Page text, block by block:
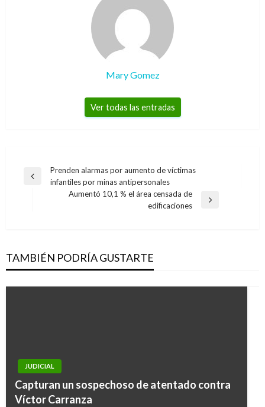
Mary Gomez
Ver todas las entradas
Navegación
Entrada
Prenden alarmas por aumento de víctimas
infantiles por minas antipersonales
Aumentó 10,1 % el área censada de
edificaciones
TAMBIÉN PODRÍA GUSTARTE
JUDICIAL
Capturan un sospechoso de atentado contra
Víctor Carranza